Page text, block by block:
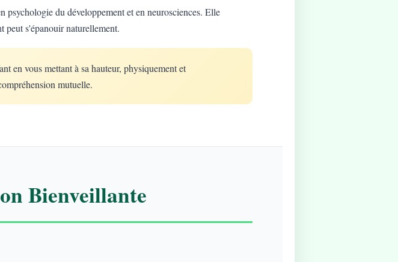
psychologie du développement et en neurosciences. Elle
peut s'épanouir naturellement.
en vous mettant à sa hauteur, physiquement et
mutuelle.
Bienveillante